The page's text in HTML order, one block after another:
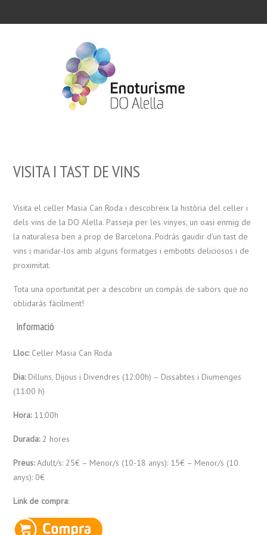
VISITA I TAST DE VINS
Visita el celler Masia Can Roda i descobreix la història del celler i
dels vins de la DO Alella. Passeja per les vinyes, un oasi enmig de
la naturalesa ben a prop de Barcelona. Podràs gaudir d’un tast de
vins i maridar-los amb alguns formatges i embotits deliciosos i de
proximitat.
Tota una oportunitat per a descobrir un compàs de sabors que no
oblidaràs fàcilment!
Informació
Lloc:Celler Masia Can Roda
Dia: Dilluns, Dijous i Divendres (12:00h) – Dissabtes i Diumenges
(11:00 h)
Hora: 11:00h
Durada:2 hores
Preus:Adult/s: 25€ – Menor/s (10-18 anys): 15€ – Menor/s (10
anys): 0€
Link de compra: